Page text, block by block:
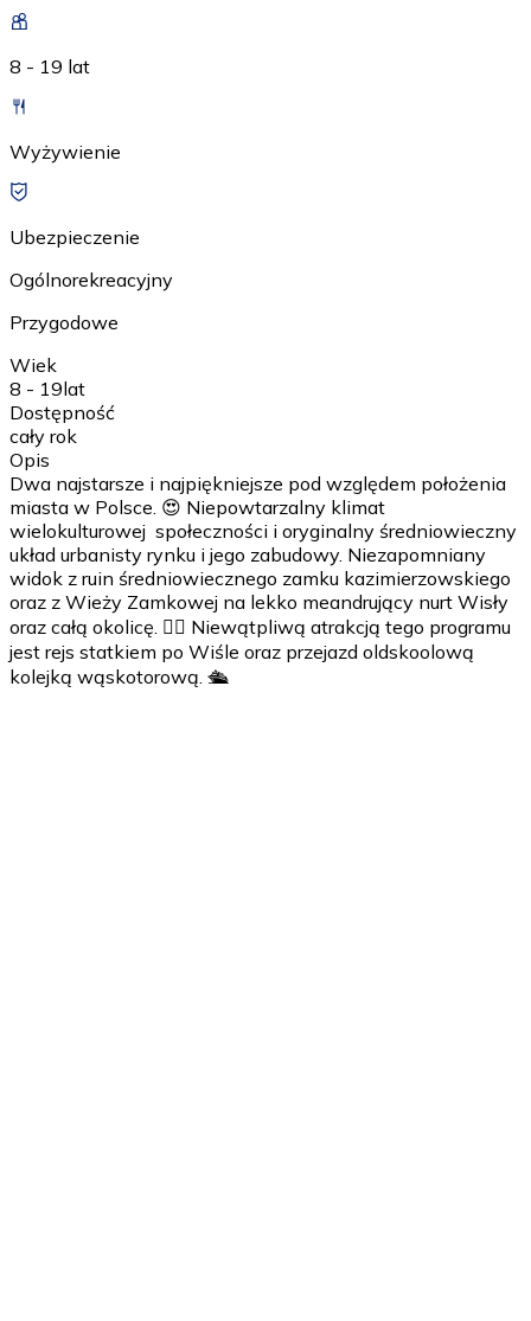
8 - 19 lat
Wyżywienie
Ubezpieczenie
Ogólnorekreacyjny
Przygodowe
Wiek
8 - 19lat
Dostępność
cały rok
Opis
Dwa najstarsze i najpiękniejsze pod względem położenia
miasta w Polsce. 😍 Niepowtarzalny klimat
wielokulturowej społeczności i oryginalny średniowieczny
układ urbanisty rynku i jego zabudowy. Niezapomniany
widok z ruin średniowiecznego zamku kazimierzowskiego
oraz z Wieży Zamkowej na lekko meandrujący nurt Wisły
oraz całą okolicę. 🚶‍♀️ Niewątpliwą atrakcją tego programu
jest rejs statkiem po Wiśle oraz przejazd oldskoolową
kolejką wąskotorową. 🛳️